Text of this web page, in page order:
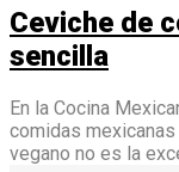
Ceviche de
sencilla
En la Cocina
comidas
vegano no es la